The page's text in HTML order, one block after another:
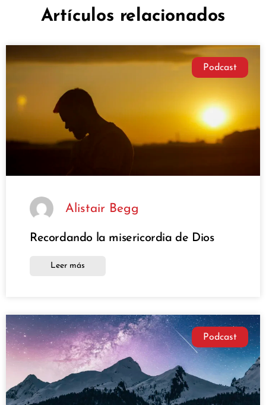
Artículos relacionados
Podcast
Alistair Begg
Recordando la misericordia de Dios
Leer más
Podcast